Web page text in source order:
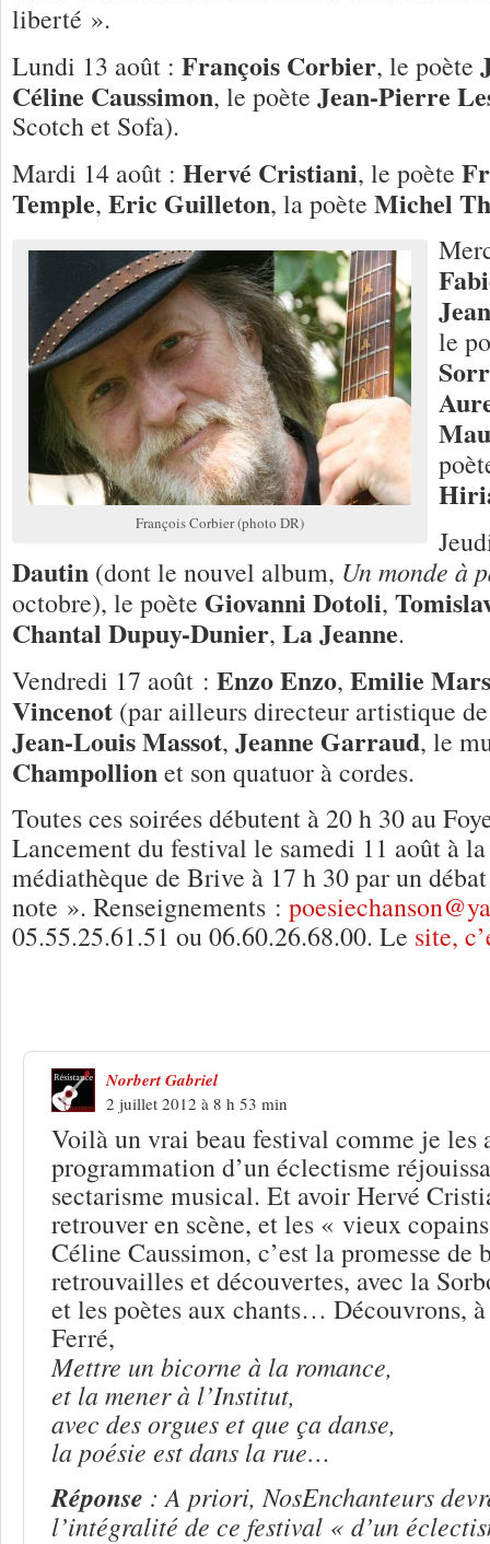
liberté ».
Lundi 13 août : François Corbier, le poète
Céline Caussimon, le poète Jean-Pierre
Scotch et Sofa).
Mardi 14 août : Hervé Cristiani, le poète
Temple, Eric Guilleton, la poète Michel
François Corbier (photo DR)
le
Dautin (dont le nouvel album, Un monde à
octobre), le poète Giovanni Dotoli,
Chantal Dupuy-Dunier, La Jeanne.
Vendredi 17 août : Enzo Enzo, Emilie
Vincenot (par ailleurs directeur artistique
Jean-Louis Massot, Jeanne Garraud, le
Champollionet son quatuor à cordes.
Toutes ces soirées débutent à 20 h 30 au
Lancement du festival le samedi 11 août à
médiathèque de Brive à 17 h 30 par un
note ». Renseignements :
05.55.25.61.51 ou 06.60.26.68.00. Le site,
Norbert Gabriel
2 juillet 2012 à 8 h 53 min
Voilà un vrai beau festival comme je les
programmation d’un éclectisme
sectarisme musical. Et avoir Hervé
retrouver en scène, et les « vieux
Céline Caussimon, c’est la promesse de
retrouvailles et découvertes, avec la
et les poètes aux chants… Découvrons,
Ferré,
Mettre un bicorne à la romance,
et la mener à l’Institut,
avec des orgues et que ça danse,
la poésie est dans la rue…
Réponse : A priori, NosEnchanteurs
l’intégralité de ce festival « d’un